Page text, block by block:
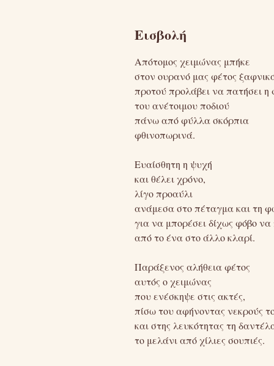
Εισβολή
Απότομος χειμώνας μπήκε
στον ουρανό μας φέτος
προτού προλάβει να πατήσει η
του ανέτοιμου ποδιού
πάνω από φύλλα σκόρπια
φθινοπωρινά.
Ευαίσθητη η ψυχή
και θέλει χρόνο,
λίγο προαύλι
ανάμεσα στο πέταγμα και τη
για να μπορέσει δίχως φόβο να
από το ένα στο άλλο κλαρί.
Παράξενος αλήθεια φέτος
αυτός ο χειμώνας
που ενέσκηψε στις ακτές,
πίσω του αφήνοντας νεκρούς
και στης λευκότητας τη
το μελάνι από χίλιες σουπιές.